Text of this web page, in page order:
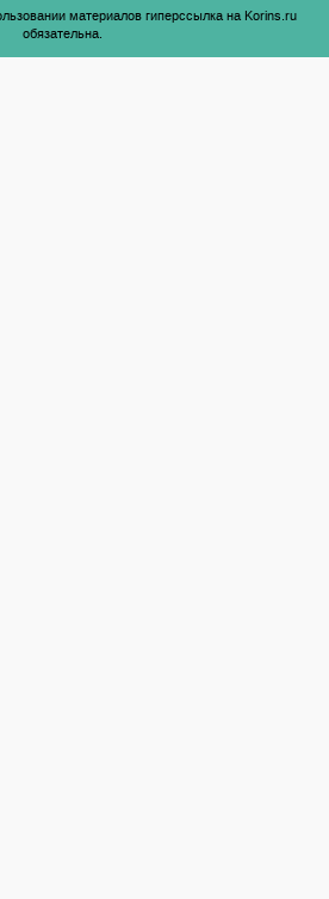
материалов гиперссылка на Korins.ru
обязательна.